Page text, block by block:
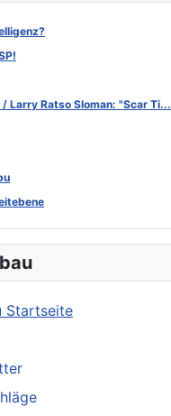
Larry Ratso Sloman: "Scar Ti...
Startseite